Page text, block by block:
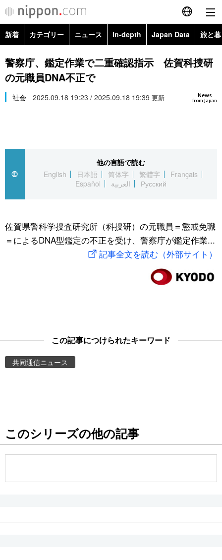
English
简体字
Русский
カテゴリー
経済・ビジネス
国際
文化
トップ
アーカイブ
In-depth
Japan Data
動画/Live
お知らせ
新着 カテゴリー ニュース In-depth Japan Data 旅と
政治・外交
経済・ビジネス
スポーツ・東京2020
Topics
警察庁、鑑定作業で二重確認指示 佐賀科捜研
の元職員DNA不正で
News
from Japan
社会 2025.09.18 19:23 / 2025.09.18 19:39 更新
他の言語で読む
English
日本語 简体字 繁體字
Français
Español
العربية Русский
佐賀県警科学捜査研究所（科捜研）の元職員＝懲戒免職
＝によるDNA型鑑定の不正を受け、警察庁が鑑定作業...
記事全文を読む（外部サイト）
この記事につけられたキーワード
共同通信ニュース
このシリーズの他の記事